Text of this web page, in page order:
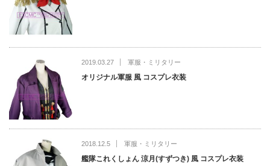
2019.03.27 軍服・ミリタリー
オリジナル軍服 風 コスプレ衣装
2018.12.5 軍服・ミリタリー
艦隊これくしょん 涼月(すずつき) 風 コスプレ衣装